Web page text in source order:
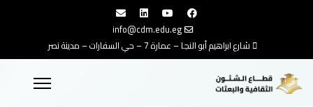
info@cdm.edu.eg
شارع ابراهيم أبو النجا – عمارة 7 – حي السفارات – مدينة نصر